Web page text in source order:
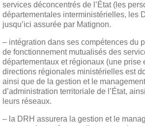
services déconcentrés de l’État (les
départementales interministérielles, les
jusqu’ici assurée par Matignon.
– intégration dans ses compétences du
de fonctionnement mutualisés des
départementaux et régionaux (une prise
directions régionales ministérielles est
ainsi que de la gestion et le
d’administration territoriale de l’État,
leurs réseaux.
– la DRH assurera la gestion et le